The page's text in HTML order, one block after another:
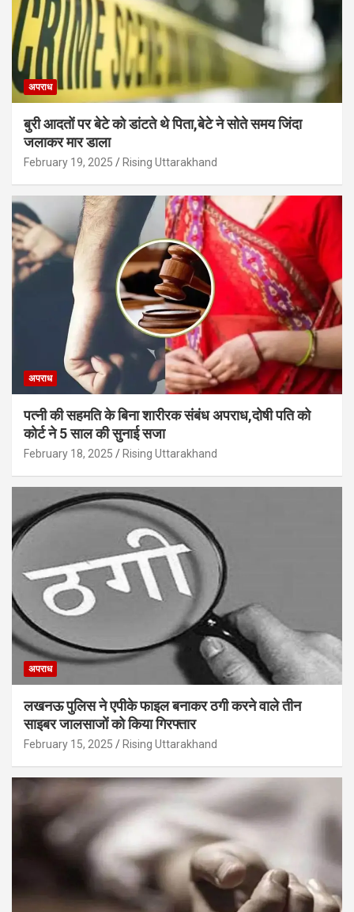
अपराध
बुरी आदतों पर बेटे को डांटते थे पिता,बेटे ने सोते समय जिंदा
जलाकर मार डाला
February 19, 2025 Rising Uttarakhand
अपराध
पत्नी की सहमति के बिना शारीरक संबंध अपराध,दोषी पति को
कोर्ट ने 5 साल की सुनाई सजा
February 18, 2025 Rising Uttarakhand
अपराध
लखनऊ पुलिस ने एपीके फाइल बनाकर ठगी करने वाले तीन
साइबर जालसाजों को किया गिरफ्तार
February 15, 2025 Rising Uttarakhand